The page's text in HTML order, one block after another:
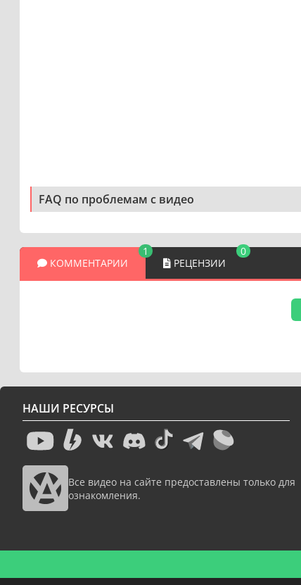
FAQ по проблемам с видео
КОММЕНТАРИИ
1
РЕЦЕНЗИИ
0
НАШИ РЕСУРСЫ
Все видео на сайте предоставлены только для
ознакомления.